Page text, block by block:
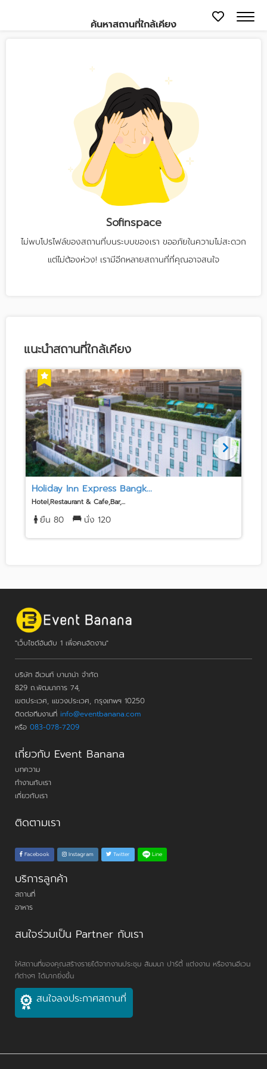
Sofinspace
ไม่พบโปรไฟล์ของสถานที่บนระบบของเรา ขออภัยในความไม่สะดวก
แต่ไม่ต้องห่วง! เรามีอีกหลายสถานที่ที่คุณอาจสนใจ
ค้นหาสถานที่ใกล้เคียง
แนะนำสถานที่ใกล้เคียง
Holiday Inn Express Bangk...
Hotel,Restaurant & Cafe,Bar,...
ยืน 80 นั่ง 120
"เว็บไซต์อันดับ 1 เพื่อคนจัดงาน"
บริษัท อีเวนท์ บานาน่า จำกัด
829 ถ.พัฒนาการ 74,
เขตประเวศ, แขวงประเวศ, กรุงเทพฯ 10250
ติดต่อทีมงานที่ info@eventbanana.com
หรือ 083-078-7209
เกี่ยวกับ Event Banana
บทความ
ทำงานกับเรา
เกี่ยวกับเรา
ติดตามเรา
Facebook Instagram Twitter Line
บริการลูกค้า
สถานที่
อาหาร
สนใจร่วมเป็น Partner กับเรา
ให้สถานที่ของคุณสร้างรายได้จากงานประชุม สัมมนา ปาร์ตี้ แต่งงาน หรืองานอีเวน
ท์ต่างๆ ได้มากยิ่งขึ้น
สนใจลงประกาศสถานที่